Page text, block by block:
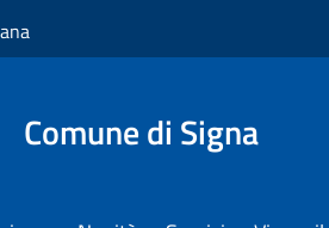
Comune di Signa